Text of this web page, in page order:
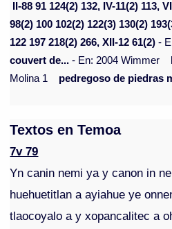
II-88 91 124(2) 132, IV-11(2) 113,
98(2) 100 102(2) 122(3) 130(2)
122 197 218(2) 266, XII-12 61(2) -
couvert de... - En: 2004 Wimmer
Molina 1
pedregoso de piedras
Textos en Temoa
7v 79
Yn canin nemi ya y canon in
huehuetitlan a ayiahue ye
tlaocoyalo a y xopancalitec a